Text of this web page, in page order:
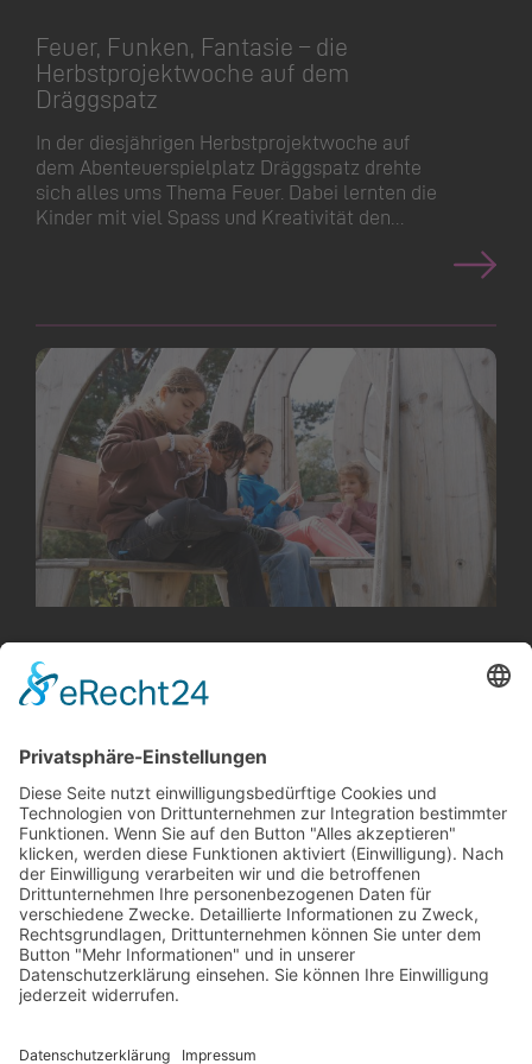
Feuer, Funken, Fantasie – die
Herbstpro­jektwoche auf dem
Dräggspatz
In der diesjährigen Herbstpro­jektwoche auf
dem Abenteuer­spielplatz Dräggspatz drehte
sich alles ums Thema Feuer. Dabei lernten die
Kinder mit viel Spass und Kreativität den…
Upcycling mit viel Spass und Kreativität
Die diesjährige Herbstpro­jektwoche auf dem
Abenteuer­spielplatz Dräggspatz stand unter
dem Motto «Upcycling». Dabei bot sich den
Kindern die Möglichkeit, mit…